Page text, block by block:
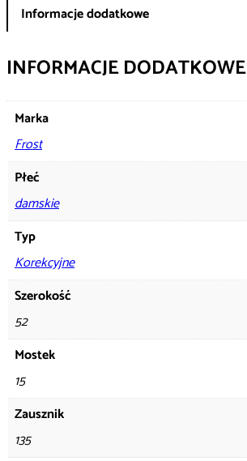
Informacje dodatkowe
INFORMACJE DODATKOWE
Marka
Frost
Płeć
damskie
Typ
Korekcyjne
Szerokość
52
Mostek
15
Zausznik
135